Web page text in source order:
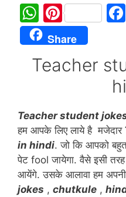
W
h
at
s
p
p
Pi
nt
er
e
Share
Teacher
Teacher student
हम आपके लिए लाये है मजेदार
in hindi. जो कि आपको
पेट fool जायेगा. वैसे इसी
आयेंगे. उसके आलावा हम
jokes , chutkule , h